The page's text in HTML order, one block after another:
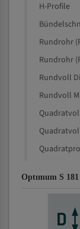
H-Profile
Rundrohr
Rundrohr
Rundvoll
Rundvoll
Optımum S